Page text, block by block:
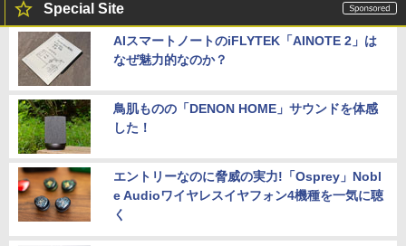
Special Site
AIスマートノートのiFLYTEK「AINOTE 2」は
なぜ魅力的なのか？
鳥肌ものの「DENON HOME」サウンドを体感
した！
エントリーなのに脅威の実力!「Osprey」Nobl
e Audioワイヤレスイヤフォン4機種を一気に聴
く